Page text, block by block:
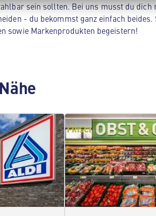
sein sollten. Bei uns musst du dich
- du bekommst ganz einfach
sowie Markenprodukten begeistern!